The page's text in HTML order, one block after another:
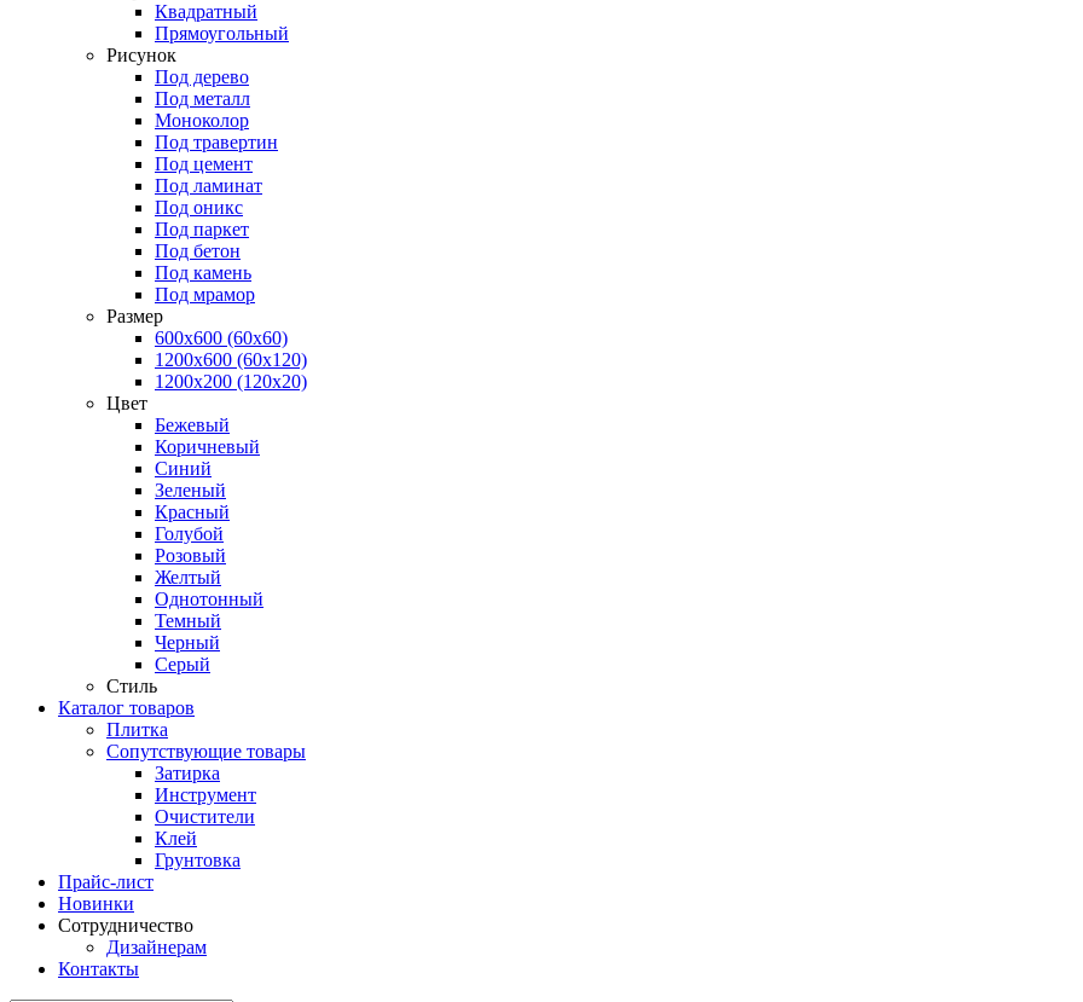
Квадратный
Прямоугольный
Рисунок
Под дерево
Под металл
Моноколор
Под травертин
Под цемент
Под ламинат
Под оникс
Под паркет
Под бетон
Под камень
Под мрамор
Размер
600х600 (60х60)
1200х600 (60х120)
1200х200 (120x20)
Цвет
Бежевый
Коричневый
Синий
Зеленый
Красный
Голубой
Розовый
Желтый
Однотонный
Темный
Черный
Серый
Стиль
Каталог товаров
Плитка
Сопутствующие товары
Затирка
Инструмент
Очистители
Клей
Грунтовка
Прайс-лист
Новинки
Сотрудничество
Дизайнерам
Контакты